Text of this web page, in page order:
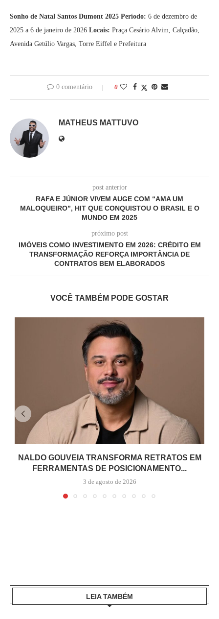
Sonho de Natal Santos Dumont 2025 Período: 6 de dezembro de
2025 a 6 de janeiro de 2026 Locais: Praça Cesário Alvim, Calçadão,
Avenida Getúlio Vargas, Torre Eiffel e Prefeitura
0 comentário 0
MATHEUS MATTUVO
post anterior
RAFA E JÚNIOR VIVEM AUGE COM “AMA UM
MALOQUEIRO”, HIT QUE CONQUISTOU O BRASIL E O
MUNDO EM 2025
próximo post
IMÓVEIS COMO INVESTIMENTO EM 2026: CRÉDITO EM
TRANSFORMAÇÃO REFORÇA IMPORTÂNCIA DE
CONTRATOS BEM ELABORADOS
VOCÊ TAMBÉM PODE GOSTAR
NALDO GOUVEIA TRANSFORMA RETRATOS EM
FERRAMENTAS DE POSICIONAMENTO...
3 de agosto de 2026
LEIA TAMBÉM